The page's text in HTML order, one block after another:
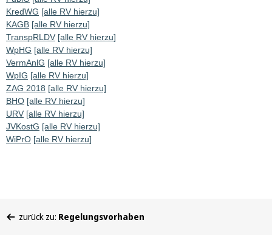
KredWG [alle RV hierzu]
KAGB [alle RV hierzu]
TranspRLDV [alle RV hierzu]
WpHG [alle RV hierzu]
VermAnlG [alle RV hierzu]
WpIG [alle RV hierzu]
ZAG 2018 [alle RV hierzu]
BHO [alle RV hierzu]
URV [alle RV hierzu]
JVKostG [alle RV hierzu]
WiPrO [alle RV hierzu]
befinden
zurück zu: Regelungsvorhaben